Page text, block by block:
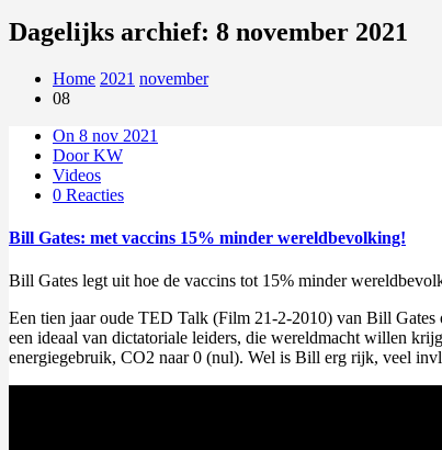
Dagelijks archief: 8 november 2021
Home 2021 november
08
On 8 nov 2021
Door KW
Videos
0 Reacties
Bill Gates: met vaccins 15% minder wereldbevolking!
Bill Gates legt uit hoe de vaccins tot 15% minder
Een tien jaar oude TED Talk (Film 21-2-2010) van Bill Gates
een ideaal van dictatoriale leiders, die wereldmacht willen
energiegebruik, CO2 naar 0 (nul). Wel is Bill erg rijk, veel